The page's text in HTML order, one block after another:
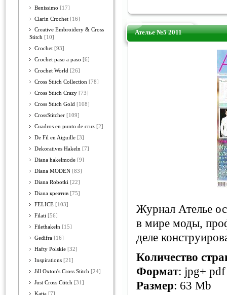
Benissimo [17]
Clarin Crochet [16]
Creative Embroidery & Cross
Stitch [10]
Crochet [93]
Crochet paso a paso [6]
Crochet World [26]
Cross Stitch Collection [78]
Cross Stitch Crazy [73]
Cross Stitch Gold [108]
CrossStitcher [109]
Cuadros en punto de cruz [2]
De Fil en Aiguille [3]
Dekoratives Hakeln [7]
Diana hakelmode [9]
Diana MODEN [83]
Diana Robotki [22]
Diana креатив [75]
FELICE [103]
Filati [56]
Filethakeln [15]
Gedifra [16]
Hafty Polskie [32]
Inspirations [21]
Jill Oxton's Cross Stitch [24]
Just Cross Ctitch [31]
Katia [7]
Ателье №5 2011
Журнал Ателье
в мире моды,
деле
Количество
Формат: jpg+ pdf
Размер: 63 Mb